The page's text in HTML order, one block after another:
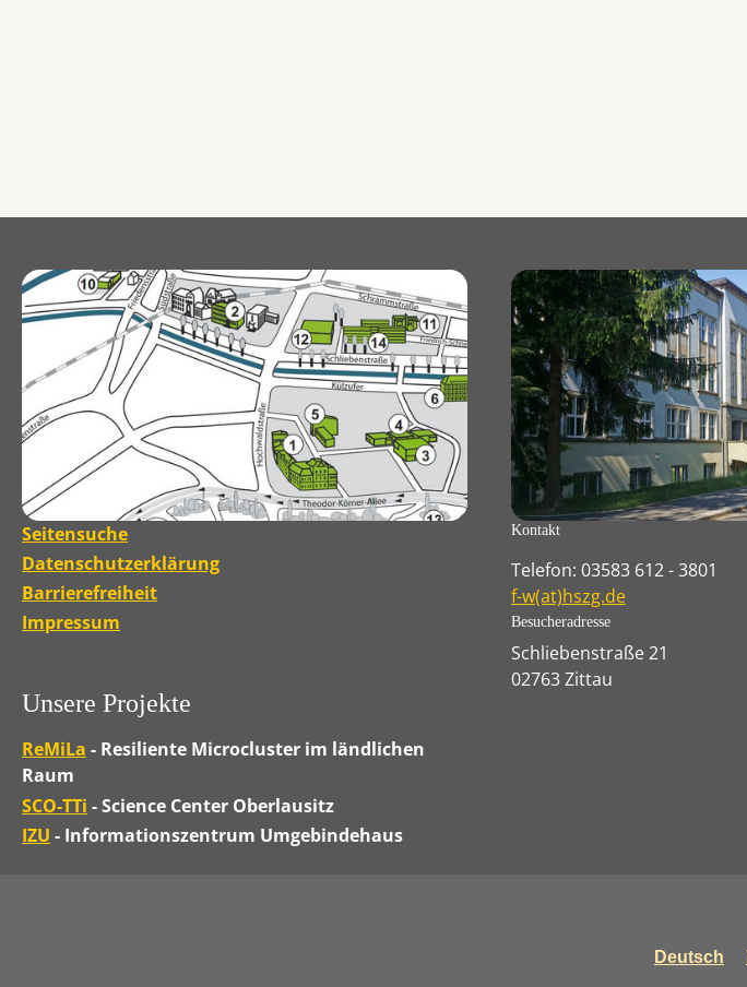
Seitensuche
Datenschutzerklärung
Barrierefreiheit
Impressum
Unsere Projekte
ReMiLa - Resiliente Microcluster im ländlichen
Raum
SCO-TTi - Science Center Oberlausitz
IZU - Informationszentrum Umgebindehaus
Kontakt
Telefon: 03583 612 - 3801
f-w(at)hszg.de
Besucheradresse
Schliebenstraße 21
02763 Zittau
Deutsch